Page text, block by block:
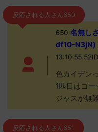
反応される人さん650
650 名無し
df10-N3jN)
色カイデン
1匹目はゴ
ジャスが無
反応される人さん651